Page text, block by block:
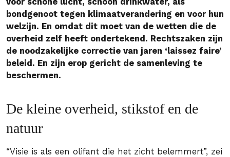
bondgenoot tegen klimaatverandering en voor hun
welzijn. En omdat dit moet van de wetten die de
overheid zelf heeft ondertekend. Rechtszaken zijn
de noodzakelijke correctie van jaren ‘laissez faire’
beleid. En zijn erop gericht de samenleving te
beschermen.
De kleine overheid, stikstof en de
natuur
“Visie is als een olifant die het zicht belemmert”, zei